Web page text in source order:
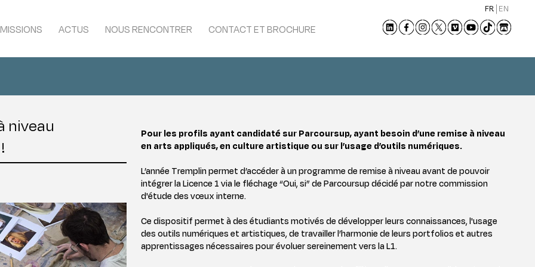
FR EN
en Licence 2
en Master 1
internationaux
ACTUS NOUS RENCONTRER CONTACT ET BROCHURE
niveau
Pour les profils ayant candidaté sur Parcoursup, ayant besoin d’une remise à niveau
en arts appliqués, en culture artistique ou sur l’usage d’outils numériques.
L’année Tremplin permet d’accéder à un programme de remise à niveau avant de pouvoir
intégrer la Licence 1 via le fléchage “Oui, si” de Parcoursup décidé par notre commission
d'étude des vœux interne.
Ce dispositif permet à des étudiants motivés de développer leurs connaissances, l'usage
des outils numériques et artistiques, de travailler l’harmonie de leurs portfolios et autres
apprentissages nécessaires pour évoluer sereinement vers la L1.